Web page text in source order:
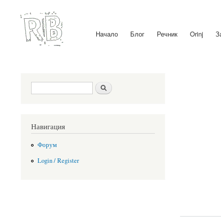
Main menu Начало Блог Речник Orinj
Search form
Навигация
Форум
Login / Register